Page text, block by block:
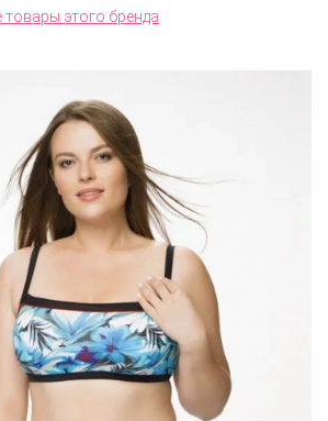
товары этого бренда